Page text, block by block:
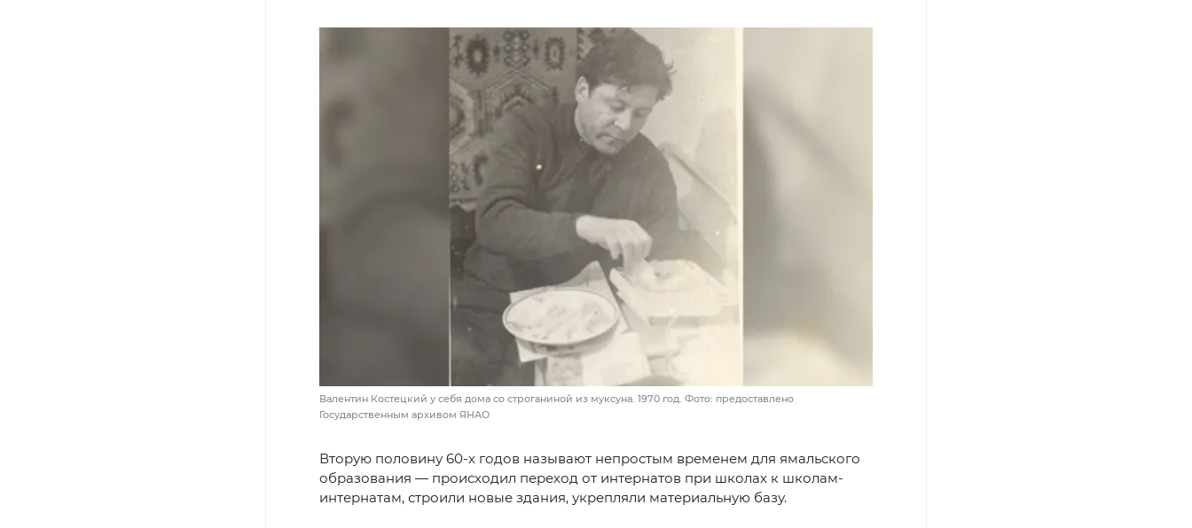
Валентин Костецкий у себя дома со строганиной из муксуна. 1970 год. Фото: предоставлено
Государственным архивом ЯНАО
Вторую половину 60-х годов называют непростым временем для ямальского
образования — происходил переход от интернатов при школах к школам-
интернатам, строили новые здания, укрепляли материальную базу.